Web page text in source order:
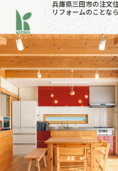
兵庫県三田市の注文
リフォームのことな